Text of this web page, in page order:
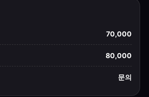
70,000
80,000
문의